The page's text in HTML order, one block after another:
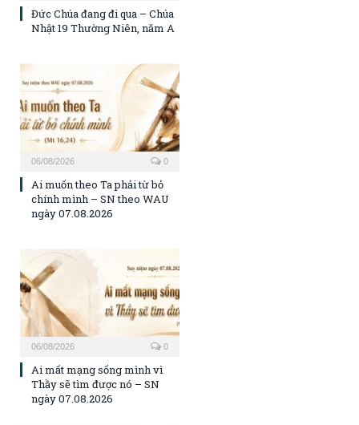
Đức Chúa đang đi qua – Chúa
Nhật 19 Thường Niên, năm A
06/08/2026 0
Ai muốn theo Ta phải từ bỏ
chính mình – SN theo WAU
ngày 07.08.2026
06/08/2026 0
Ai mất mạng sống mình vì
Thầy sẽ tìm được nó – SN
ngày 07.08.2026